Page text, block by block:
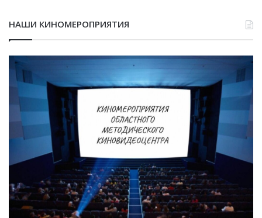
НАШИ КИНОМЕРОПРИЯТИЯ